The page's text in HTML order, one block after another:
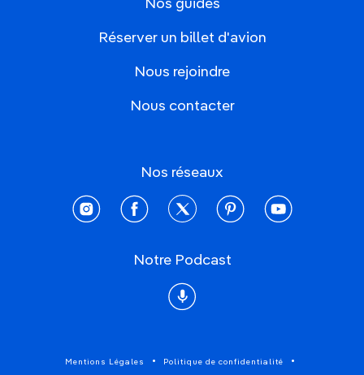
Nos guides
Réserver un billet d'avion
Nous rejoindre
Nous contacter
Nos réseaux
instagramfacebooktwitter pinterestyoutube
Notre Podcast
Podcast
Mentions Légales Politique de confidentialité